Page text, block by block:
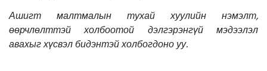
Ашигт малтмалын тухай хуулийн нэмэлт,
өөрчлөлттэй холбоотой дэлгэрэнгүй мэдээлэл
авахыг хүсвэл бидэнтэй холбогдоно уу.